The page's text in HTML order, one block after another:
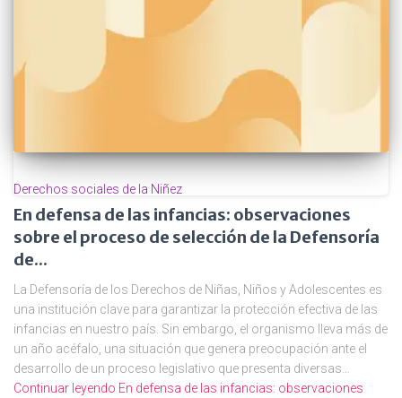
Derechos sociales de la Niñez
En defensa de las infancias: observaciones
sobre el proceso de selección de la Defensoría
de...
La Defensoría de los Derechos de Niñas, Niños y Adolescentes es
una institución clave para garantizar la protección efectiva de las
infancias en nuestro país. Sin embargo, el organismo lleva más de
un año acéfalo, una situación que genera preocupación ante el
desarrollo de un proceso legislativo que presenta diversas…
Continuar leyendo En defensa de las infancias: observaciones